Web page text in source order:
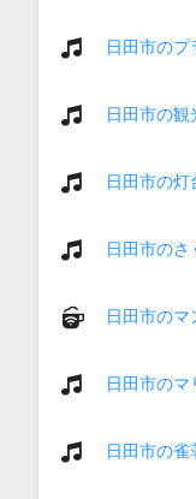
日田市のプ
日田市の観
日田市の灯
日田市のさ
日田市のマ
日田市のマ
日田市の雀